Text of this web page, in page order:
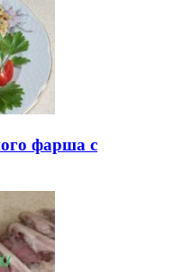
фарша с